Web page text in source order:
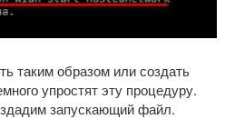
таким образом или создать
упростят эту процедуру.
запускающий файл.